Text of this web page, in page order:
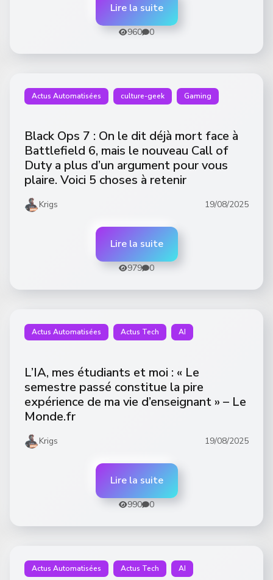
Lire la suite
960 0
Actus Automatisées culture-geek Gaming
Black Ops 7 : On le dit déjà mort face à
Battlefield 6, mais le nouveau Call of
Duty a plus d’un argument pour vous
plaire. Voici 5 choses à retenir
Krigs 19/08/2025
Lire la suite
979 0
Actus Automatisées Actus Tech AI
L’IA, mes étudiants et moi : « Le
semestre passé constitue la pire
expérience de ma vie d’enseignant » – Le
Monde.fr
Krigs 19/08/2025
Lire la suite
990 0
Actus Automatisées Actus Tech AI